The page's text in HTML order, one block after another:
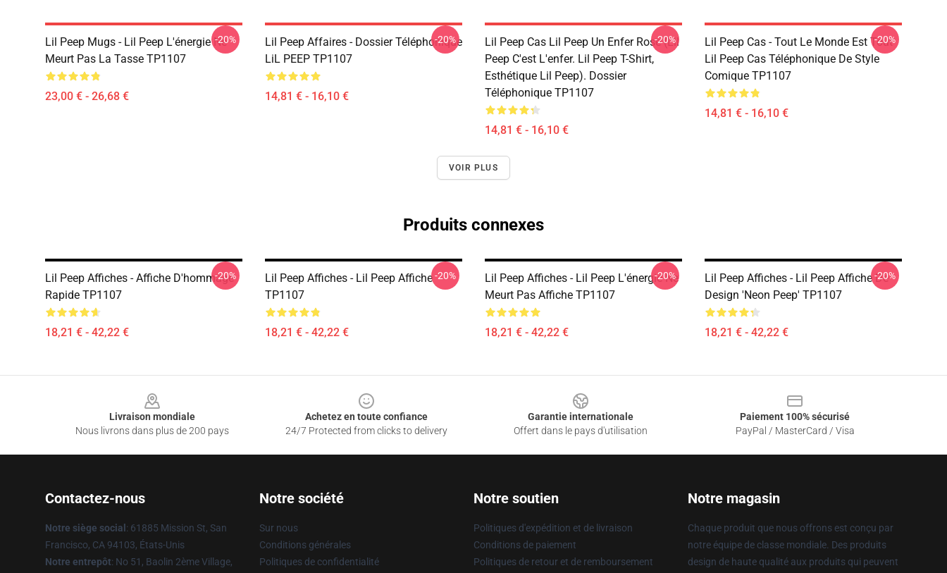
Lil Peep Mugs - Lil Peep L'énergie Ne
Meurt Pas La Tasse TP1107
23,00 € - 26,68 €
-20%
Lil Peep Affaires - Dossier Téléphonique
LiL PEEP TP1107
14,81 € - 16,10 €
-20%
Lil Peep Cas Lil Peep Un Enfer Rose (Lil
Peep C'est L'enfer. Lil Peep T-Shirt,
Esthétique Lil Peep). Dossier
Téléphonique TP1107
14,81 € - 16,10 €
-20%
Lil Peep Cas - Tout Le Monde Est Tout
Lil Peep Cas Téléphonique De Style
Comique TP1107
14,81 € - 16,10 €
-20%
VOIR PLUS
Produits connexes
Lil Peep Affiches - Affiche D'hommage
Rapide TP1107
18,21 € - 42,22 €
-20%
Lil Peep Affiches - Lil Peep Affiche
TP1107
18,21 € - 42,22 €
-20%
Lil Peep Affiches - Lil Peep L'énergie Ne
Meurt Pas Affiche TP1107
18,21 € - 42,22 €
-20%
Lil Peep Affiches - Lil Peep Affiche De
Design 'Neon Peep' TP1107
18,21 € - 42,22 €
-20%
Livraison mondiale
Nous livrons dans plus de 200 pays
Achetez en toute confiance
24/7 Protected from clicks to delivery
Garantie internationale
Offert dans le pays d'utilisation
Paiement 100% sécurisé
PayPal / MasterCard / Visa
Contactez-nous
Notre siège social : 61885 Mission St, San
Francisco, CA 94103, États-Unis
Notre entrepôt: No 51, Baolin 2ème Village,
Notre société
Sur nous
Conditions générales
Politiques de confidentialité
Notre soutien
Politiques d'expédition et de livraison
Conditions de paiement
Politiques de retour et de remboursement
Notre magasin
Chaque produit que nous offrons est conçu par
notre équipe de classe mondiale. Des produits
design de haute qualité aux produits qui peuvent